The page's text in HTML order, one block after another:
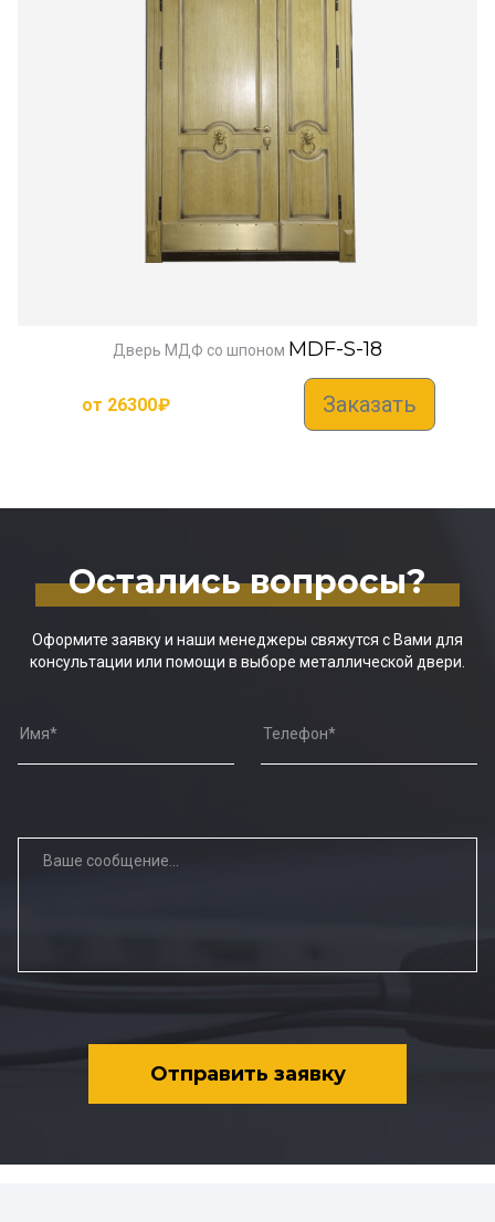
Дверь МДФ со шпоном MDF-S-18
от 26300₽ Заказать
Остались вопросы?
Оформите заявку и наши менеджеры свяжутся с Вами для
консультации или помощи в выборе металлической двери.
Отправить заявку